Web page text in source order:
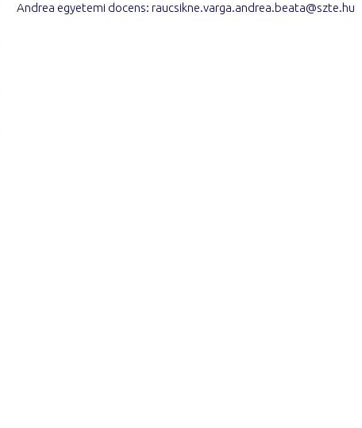
Andrea egyetemi docens: raucsikne.varga.andrea.beata@szte.hu